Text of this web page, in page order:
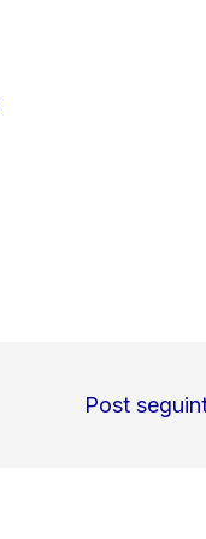
Post